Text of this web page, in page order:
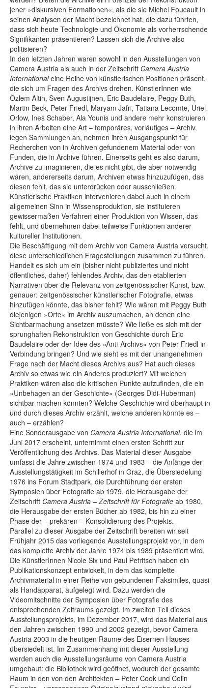
jener »diskursiven Formationen«, als die sie Michel Foucault in
seinen Analysen der Macht bezeichnet hat, die dazu führten,
dass sich heute Technologie und Ökonomie als vorherrschende
Signifikanten präsentieren? Lassen sich die Archive also
politisieren?
In den letzten Jahren waren sowohl in den Ausstellungen von
Camera Austria als auch in der Zeitschrift Camera Austria
Internationaleine Reihe von künstlerischen Positionen präsent,
die sich um Fragen des Archivs drehen. KünstlerInnen wie
Özlem Altin, Sven Augustijnen, Eric Baudelaire, Peggy Buth,
Martin Beck, Peter Friedl, Maryam Jafri, Tatiana Lecomte, Uriel
Orlow, Ines Schaber, Ala Younis und andere mehr konstruieren
in ihren Arbeiten eine Art – temporäres, vorläufiges – Archiv,
legen Sammlungen an, nehmen ihren Ausgangspunkt für
Recherchen von in Archiven gefundenem Material oder von
Funden, die in Archive führen. Einerseits geht es also darum,
Archive zu imaginieren, die es nicht gibt, die aber notwendig
wären, andererseits darum, Archiven etwas hinzuzufügen, das
diesen fehlt, das sie unterdrücken oder ausschließen.
Künstlerische Praktiken intervenieren dabei auch in einem
allgemeinen Sinn in Wissensproduktion, sie instituieren
gewissermaßen Verfahren einer Produktion von Wissen, das
fehlt, und übernehmen dabei teilweise Funktionen anderer
kultureller Institutionen.
Die Beschäftigung mit dem Archiv von Camera Austria versucht,
diese unterschiedlichen Fragestellungen zusammen zu führen.
Handelt es sich um ein (bisher nicht publiziertes und nicht
öffentliches, daher) fehlendes Archiv, das den etablierten
Narrativen über die Relevanz von zeitgenössischer Kunst, bzw.
genauer: zeitgenössischer künstlerischer Fotografie, etwas
hinzufügen könnte, das bisher fehlt? Wie wären mit Peggy Buth
diejenigen »Orte« im Archiv auszumachen, an denen eine
Sichtbarmachung ansetzen müsste? Wie ließe es sich mit der
sprunghaften Rekonstruktion von Geschichte durch Eric
Baudelaire oder der Idee des »Anti-Archivs« von Peter Friedl in
Verbindung bringen? Und wie sieht es mit der unangenehmen
Frage nach der Macht dieses Archivs aus? Hat auch dieses
Archiv so etwas wie ein Anderes produziert? Mit welchen
Praktiken wären also die kritischen Punkte aufzufinden, die ein
»Unbehagen an der Geschichte« (Georges Didi-Huberman)
sichtbar machen könnten? Welche Geschichte wird überhaupt in
und durch dieses Archiv erzählt, welche anderen könnte es –
auch – erzählen?
Eine Sonderausgabe von Camera Austria International, die im
Juni 2017 erscheint, unternimmt einen ersten Schritt zur
Veröffentlichung des Archivs. Das Material dieser Ausgabe
umfasst die Jahre zwischen 1974 und 1983 – die Anfänge der
Ausstellungstätigkeit im Schillerhof in Graz, die Übersiedelung
1976 ins Forum Stadtpark, die Durchführung der ersten
Symposien über Fotografie ab 1979, die Herausgabe der
Zeitschrift Camera Austria – Zeitschrift für Fotografie ab 1980,
die Herausgabe der ersten Bücher ab 1982, bis hin zu einer
Phase der – prekären – Konsolidierung des Projekts.
Parallel zu dieser Ausgabe der Zeitschrift bereiten wir seit
Frühjahr 2015 das vorliegende Ausstellungsprojekt vor, in dem
das komplette Archiv der Jahre 1974 bis 1989 präsentiert wird.
Die KünstlerInnen Nicole Six und Paul Petritsch haben ein
Publikationskonzept entwickelt, in dem das komplette
Archivmaterial in einer Reihe von gebundenen Faksimiles, quasi
als Handapparat, aufgelegt wird. Dazu werden die
Videomitschnitte der Symposien über Fotografie des
entsprechenden Zeitraums gezeigt. Im zweiten Teil dieses
Ausstellungsprojekts, im Dezember 2017, wird das Material aus
den Jahren zwischen 1990 und 2002 gezeigt, bevor Camera
Austria 2003 in die heutigen Räume des Eisernen Hauses
übersiedelt ist. Im Zusammenhang mit dieser Ausstellung
werden auch die Ausstellungsräume von Camera Austria
umgebaut: die Bibliothek wird geöffnet, wodurch der gesamte
Raum in den von den Architekten – Peter Cook und Colin